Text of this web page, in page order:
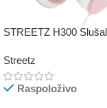
STREETZ H300
priključak, 1 tipka
m, roza
Streetz
Raspoloživo